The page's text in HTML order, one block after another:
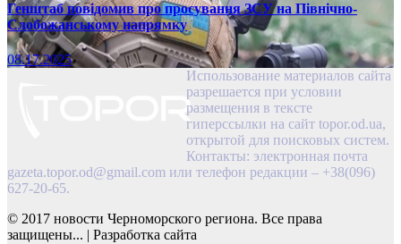
Генштаб повідомив про просування ЗСУ на Північно-
Слобожанському напрямку
08.17.2025
Использование материалов сайта
разрешается при условии
размещения в тексте
гиперссылки на сайт topor.od.ua,
открытой для поисковых систем.
Контакты: электронная почта
gazeta.topor.od@gmail.com или телефон редакции – +38(096)
627-20-65.
© 2017 новости Черноморского региона. Все права
защищены... | Разработка сайта